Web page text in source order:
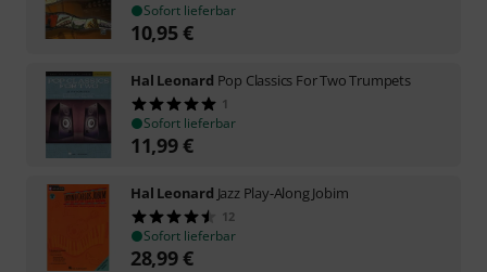
Sofort lieferbar
10,95€
Hal Leonard Pop Classics For Two Trumpets
1
Sofort lieferbar
11,99€
Hal Leonard Jazz Play-Along Jobim
12
Sofort lieferbar
28,99€